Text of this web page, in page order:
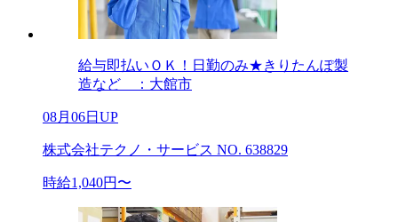
給与即払いＯＫ！日勤のみ★きりたんぽ製
造など ：大館市
08月06日UP
株式会社テクノ・サービス NO. 638829
時給1,040円〜